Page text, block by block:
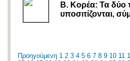
Β. Κορέα: Τα δύο
υποσιτίζονται,
Προηγούμενη 1 2 3 4 5 6 7 8 9 10 11